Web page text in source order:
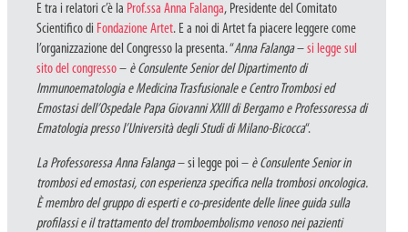
E tra i relatori c’è la Prof.ssa Anna Falanga, Presidente del Comitato
Scientifico di Fondazione Artet. E a noi di Artet fa piacere leggere come
l’organizzazione del Congresso la presenta. “Anna Falanga–si legge sul
sito del congresso– è Consulente Senior del Dipartimento di
Immunoematologia e Medicina Trasfusionale e Centro Trombosi ed
Emostasi dell’Ospedale Papa Giovanni XXIII di Bergamo e Professoressa di
Ematologia presso l’Università degli Studi di Milano-Bicocca“.
La Professoressa Anna Falanga– si legge poi – è Consulente Senior in
trombosi ed emostasi, con esperienza specifica nella trombosi oncologica.
È membro del gruppo di esperti e co-presidente delle linee guida sulla
profilassi e il trattamento del tromboembolismo venoso nei pazienti